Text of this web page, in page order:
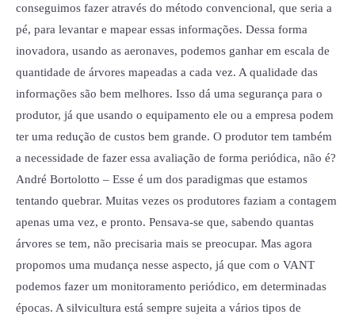
conseguimos fazer através do método convencional, que seria a
pé, para levantar e mapear essas informações. Dessa forma
inovadora, usando as aeronaves, podemos ganhar em escala de
quantidade de árvores mapeadas a cada vez. A qualidade das
informações são bem melhores. Isso dá uma segurança para o
produtor, já que usando o equipamento ele ou a empresa podem
ter uma redução de custos bem grande. O produtor tem também
a necessidade de fazer essa avaliação de forma periódica, não é?
André Bortolotto – Esse é um dos paradigmas que estamos
tentando quebrar. Muitas vezes os produtores faziam a contagem
apenas uma vez, e pronto. Pensava-se que, sabendo quantas
árvores se tem, não precisaria mais se preocupar. Mas agora
propomos uma mudança nesse aspecto, já que com o VANT
podemos fazer um monitoramento periódico, em determinadas
épocas. A silvicultura está sempre sujeita a vários tipos de